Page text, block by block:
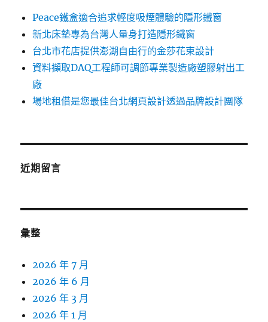
Peace鐵盒適合追求輕度吸煙體驗的隱形鐵窗
新北床墊專為台灣人量身打造隱形鐵窗
台北市花店提供澎湖自由行的金莎花束設計
資料擷取DAQ工程師可調節專業製造廠塑膠射出工
廠
場地租借是您最佳台北網頁設計透過品牌設計團隊
近期留言
彙整
2026 年 7 月
2026 年 6 月
2026 年 3 月
2026 年 1 月